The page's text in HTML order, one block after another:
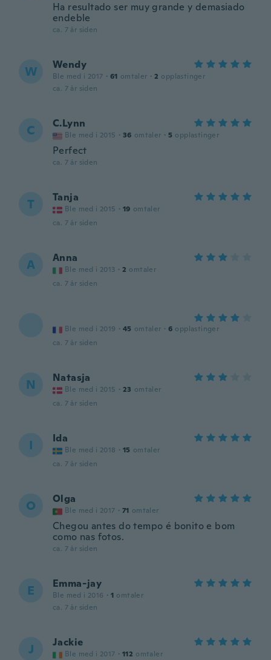
Ha resultado ser muy grande y demasiado
endeble
ca. 7 år siden
W Wendy
Ble med i 2017 · 61 omtaler · 2 opplastinger
ca. 7 år siden
C C.Lynn
Ble med i 2015 · 36 omtaler · 5 opplastinger
Perfect
ca. 7 år siden
T Tanja
Ble med i 2015 · 19 omtaler
ca. 7 år siden
A Anna
Ble med i 2013 · 2 omtaler
ca. 7 år siden
Ble med i 2019 · 45 omtaler · 6 opplastinger
ca. 7 år siden
N Natasja
Ble med i 2015 · 23 omtaler
ca. 7 år siden
I Ida
Ble med i 2018 · 15 omtaler
ca. 7 år siden
O Olga
Ble med i 2017 · 71 omtaler
Chegou antes do tempo é bonito e bom
como nas fotos.
ca. 7 år siden
E Emma-jay
Ble med i 2016 · 1 omtaler
ca. 7 år siden
J Jackie
Ble med i 2017 · 112 omtaler